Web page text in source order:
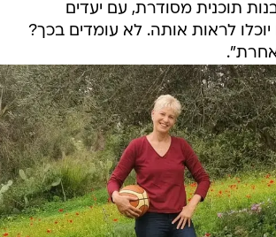
תוכנית מסודרת, עם יעדים
לראות אותה. לא עומדים בכך?